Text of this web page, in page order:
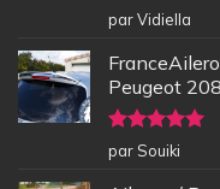
Note5sur
5
par Vidiella
Peugeot
Note5sur
5
par Souiki